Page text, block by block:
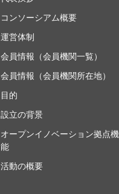
コンソーシアム概要
運営体制
会員情報（会員機関一覧）
会員情報（会員機関所在地）
目的
設立の背景
オープンイノベーション拠点機
能
活動の概要